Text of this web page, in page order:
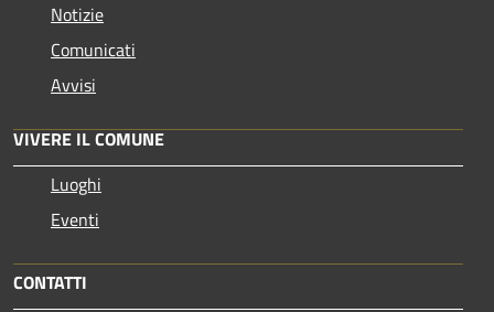
Notizie
Comunicati
Avvisi
VIVERE IL COMUNE
Luoghi
Eventi
CONTATTI